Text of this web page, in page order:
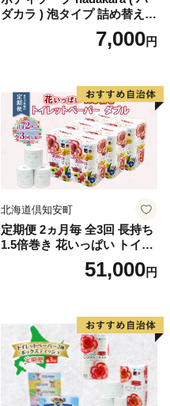
ダカラ ) 泡タイプ 詰め替え 4
40ml×4袋 ボディーソープ 泡
ボディソープ 泡 日用品 消耗
泡石鹸 石鹸 兵庫 兵庫県 小野
7,000円
北海道倶知安町
定期便 2ヵ月毎 全3回 長持ち
1.5倍巻き 花いっぱい トイレ
ットペーパー ダブル 45ｍ 計
72ロール 全18種 花柄 プリン
ー 消耗品 備蓄 送料無料 北海
道 倶知安町 日用品
51,000円